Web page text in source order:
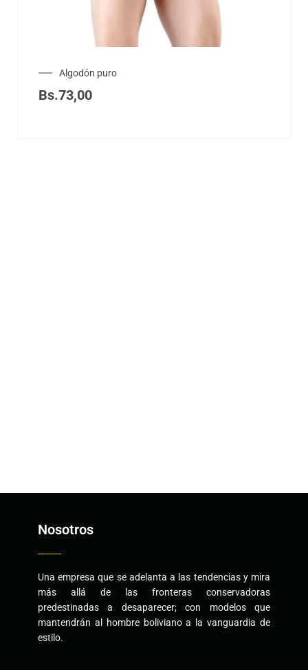
Algodón puro
Bs.73,00
Nosotros
Una empresa que se adelanta a las tendencias y mira
más allá de las fronteras conservadoras
predestinadas a desaparecer; con modelos que
mantendrán al hombre boliviano a la vanguardia de
estilo.